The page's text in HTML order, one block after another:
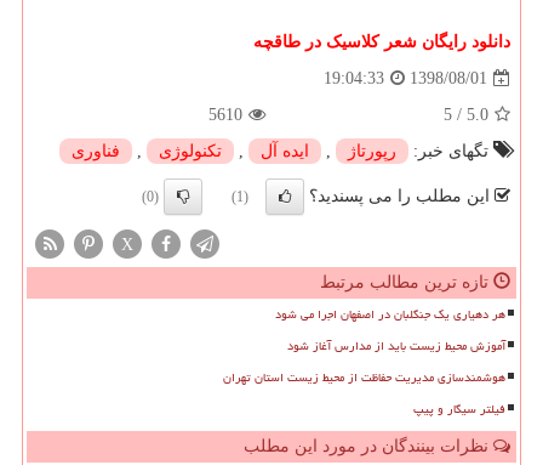
دانلود رایگان شعر کلاسیک در طاقچه
1398/08/01
19:04:33
5.0
/
5
5610
تگهای خبر:
رپورتاژ , ایده آل , تكنولوژی , فناوری
این مطلب را می پسندید؟ (1)
(0)
X
تازه ترین مطالب مرتبط
هر دهیاری یک جنگلبان در اصفهان اجرا می شود
آموزش محیط زیست باید از مدارس آغاز شود
هوشمندسازی مدیریت حفاظت از محیط زیست استان تهران
فیلتر سیگار و پیپ
نظرات بینندگان در مورد این مطلب